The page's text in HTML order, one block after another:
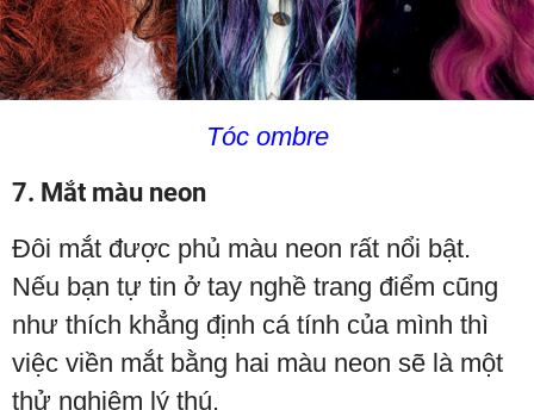
Tóc ombre
7. Mắt màu neon
Đôi mắt được phủ màu neon rất nổi bật.
Nếu bạn tự tin ở tay nghề trang điểm cũng
như thích khẳng định cá tính của mình thì
việc viền mắt bằng hai màu neon sẽ là một
thử nghiệm lý thú.